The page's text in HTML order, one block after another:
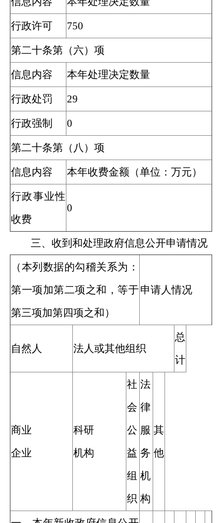
行政许可 750
第二十条第（六）项
信息内容 本年处理决定数量
行政处罚 29
行政强制 0
第二十条第（八）项
信息内容 本年收费金额（单位：万元）
行政事业性
收费
0
三、收到和处理政府信息公开申请情况
（本列数据的勾稽关系为：
第一项加第二项之和，等于
第三项加第四项之和）
申请人情况
自然人 法人或其他组织
总
计
商业
企业
科研
机构
社
会
公
益
组
织
法
律
服
务
机
构
其
他